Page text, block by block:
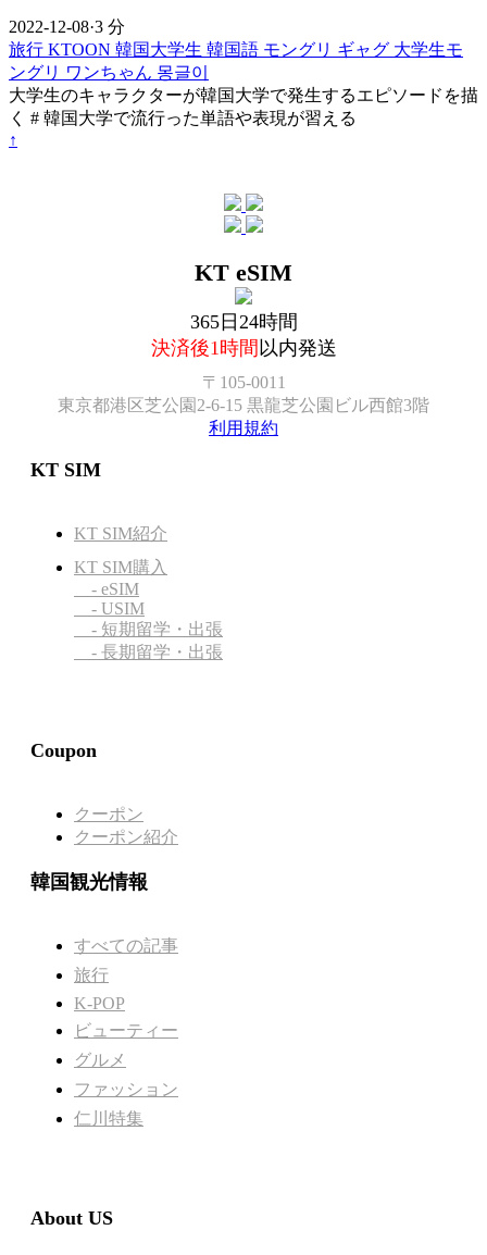
2022-12-08·3 分
旅行 KTOON 韓国大学生 韓国語 モングリ ギャグ 大学生モ
ングリ ワンちゃん 몽글이
大学生のキャラクターが韓国大学で発生するエピソードを描
く # 韓国大学で流行った単語や表現が習える
↑
KT eSIM
365日24時間
決済後1時間 以内発送
〒105-0011
東京都港区芝公園2-6-15 黒龍芝公園ビル西館3階
利用規約
KT SIM
KT SIM紹介
KT SIM購入
- eSIM
- USIM
- 短期留学・出張
- 長期留学・出張
Coupon
クーポン
クーポン紹介
韓国観光情報
すべての記事
旅行
K-POP
ビューティー
グルメ
ファッション
仁川特集
About US